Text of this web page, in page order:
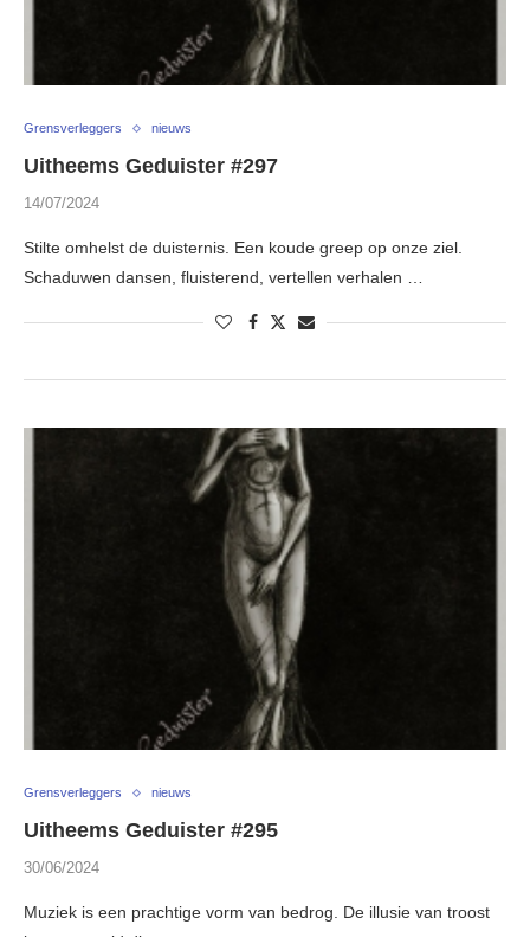
Grensverleggers nieuws
Uitheems Geduister #297
14/07/2024
Stilte omhelst de duisternis. Een koude greep op onze ziel.
Schaduwen dansen, fluisterend, vertellen verhalen …
Grensverleggers nieuws
Uitheems Geduister #295
30/06/2024
Muziek is een prachtige vorm van bedrog. De illusie van troost